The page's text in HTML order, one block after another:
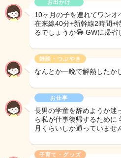
お出かけ
10ヶ月の子を連れてワンオ
在来線40分+新幹線2時間+
るでしょうか😂 GWに帰省
雑談・つぶやき
なんとか一晩で解熱した
お仕事
長男の学童を辞めようか
ら私が仕事復帰するために
月くらいしか通っていませ
子育て・グッズ